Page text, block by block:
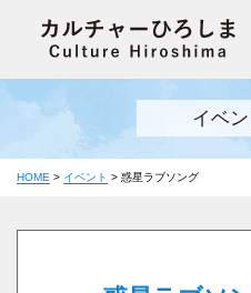
イベ
HOME > イベント > 惑星ラブソング